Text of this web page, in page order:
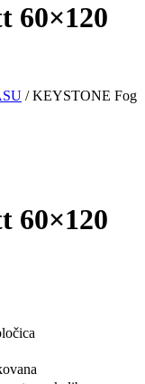
60×120
/ KEYSTONE Fog
60×120